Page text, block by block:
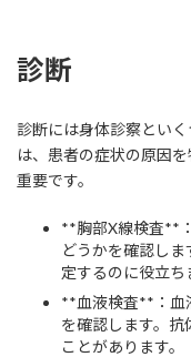
診断
診断には身体診察とい
は、患者の症状の原因
重要です。
**胸部X線検査**
どうかを確認し
定するのに役立ち
**血液検査**：血
を確認します。
ことがあります。